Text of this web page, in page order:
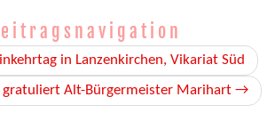
in Lanzenkirchen, Vikariat Süd
gratuliert Alt-Bürgermeister Marihart →